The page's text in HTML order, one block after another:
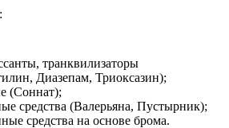
транквилизаторы
Диазепам, Триоксазин);
(Соннат);
средства (Валерьяна, Пустырник);
средства на основе брома.